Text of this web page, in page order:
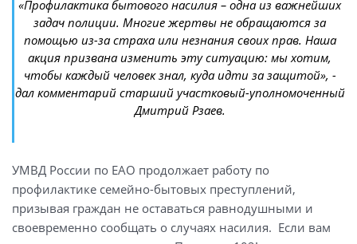
«Профилактика бытового насилия – одна из важнейших
задач полиции. Многие жертвы не обращаются за
помощью из-за страха или незнания своих прав. Наша
акция призвана изменить эту ситуацию: мы хотим,
чтобы каждый человек знал, куда идти за защитой», -
дал комментарий старший участковый-уполномоченный
Дмитрий Рзаев.
УМВД России по ЕАО продолжает работу по
профилактике семейно-бытовых преступлений,
призывая граждан не оставаться равнодушными и
своевременно сообщать о случаях насилия. Если вам